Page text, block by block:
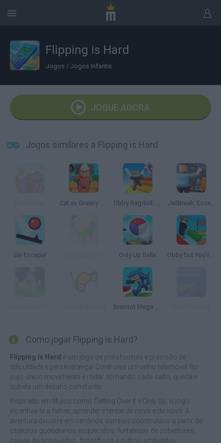
Flipping is Hard
Jogos / Jogos Infantis
JOGUE AGORA
Jogos similares a Flipping is Hard
Cat vs Granny: Cat Simulator Obby Ragdoll: Playground Parkour JailBreak: Escape from Prison
Go Escape! Only Up Balls Obby but You're on a Pogo
Brainrot Mega Parkour
Como jogar Flipping is Hard?
Flipping Is Hard é um jogo de plataformas e precisão de
dificuldade e perseverança! Controlas um velho telemóvel flip
cujo único movimento é rodar, tornando cada salto, queda e
subida um desafio constante.
Inspirado em títulos como Getting Over It e Only Up, o jogo
incentiva-te a falhar, aprender e tentar de novo e de novo. A
aventura decorre em cenários surreais construídos a partir de
objectos quotidianos esquecidos, fortalezas de cobertores,
caixas de brinquedos, frigoríficos e outros ambientes